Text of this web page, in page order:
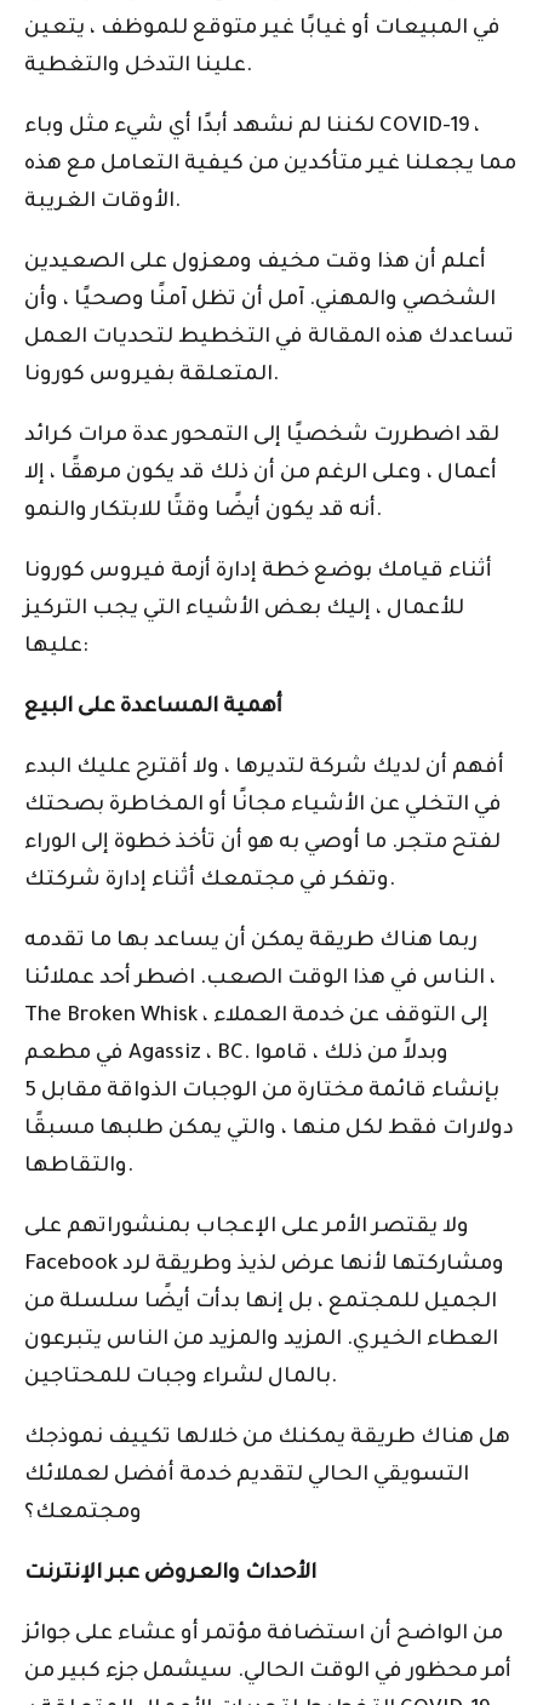
في المبيعات أو غيابًا غير متوقع للموظف ، يتعين
علينا التدخل والتغطية.
لكننا لم نشهد أبدًا أي شيء مثل وباء COVID-19 ،
مما يجعلنا غير متأكدين من كيفية التعامل مع هذه
الأوقات الغريبة.
أعلم أن هذا وقت مخيف ومعزول على الصعيدين
الشخصي والمهني. آمل أن تظل آمنًا وصحيًا ، وأن
تساعدك هذه المقالة في التخطيط لتحديات العمل
المتعلقة بفيروس كورونا.
لقد اضطررت شخصيًا إلى التمحور عدة مرات كرائد
أعمال ، وعلى الرغم من أن ذلك قد يكون مرهقًا ، إلا
أنه قد يكون أيضًا وقتًا للابتكار والنمو.
أثناء قيامك بوضع خطة إدارة أزمة فيروس كورونا
للأعمال ، إليك بعض الأشياء التي يجب التركيز
عليها:
أهمية المساعدة على البيع
أفهم أن لديك شركة لتديرها ، ولا أقترح عليك البدء
في التخلي عن الأشياء مجانًا أو المخاطرة بصحتك
لفتح متجر. ما أوصي به هو أن تأخذ خطوة إلى الوراء
وتفكر في مجتمعك أثناء إدارة شركتك.
ربما هناك طريقة يمكن أن يساعد بها ما تقدمه
الناس في هذا الوقت الصعب. اضطر أحد عملائنا ،
The Broken Whisk ، إلى التوقف عن خدمة العملاء
في مطعم Agassiz ، BC. وبدلاً من ذلك ، قاموا
بإنشاء قائمة مختارة من الوجبات الذواقة مقابل 5
دولارات فقط لكل منها ، والتي يمكن طلبها مسبقًا
والتقاطها.
ولا يقتصر الأمر على الإعجاب بمنشوراتهم على
Facebook ومشاركتها لأنها عرض لذيذ وطريقة لرد
الجميل للمجتمع ، بل إنها بدأت أيضًا سلسلة من
العطاء الخيري. المزيد والمزيد من الناس يتبرعون
بالمال لشراء وجبات للمحتاجين.
هل هناك طريقة يمكنك من خلالها تكييف نموذجك
التسويقي الحالي لتقديم خدمة أفضل لعملائك
ومجتمعك؟
الأحداث والعروض عبر الإنترنت
من الواضح أن استضافة مؤتمر أو عشاء على جوائز
أمر محظور في الوقت الحالي. سيشمل جزء كبير من